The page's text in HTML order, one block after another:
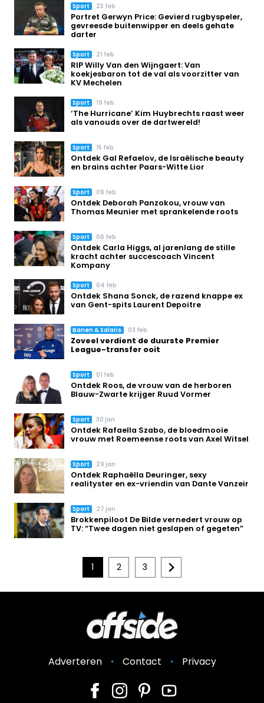
Sport 23 feb
Portret Gerwyn Price: Gevierd rugbyspeler,
gevreesde buitenwipper en deels gehate
darter
Sport 21 feb
RIP Willy Van den Wijngaert: Van
koekjesbaron tot de val als voorzitter van
KV Mechelen
Sport 19 feb
‘The Hurricane’ Kim Huybrechts raast weer
als vanouds over de dartwereld!
Sport 15 feb
Ontdek Gal Refaelov, de Israëlische beauty
en brains achter Paars-Witte Lior
Sport 09 feb
Ontdek Deborah Panzokou, vrouw van
Thomas Meunier met sprankelende roots
Sport 06 feb
Ontdek Carla Higgs, al jarenlang de stille
kracht achter succescoach Vincent
Kompany
Sport 04 feb
Ontdek Shana Sonck, de razend knappe ex
van Gent-spits Laurent Depoitre
Banen & Salaris 03 feb
Zoveel verdient de duurste Premier
League-transfer ooit
Sport 01 feb
Ontdek Roos, de vrouw van de herboren
Blauw-Zwarte krijger Ruud Vormer
Sport 30 jan
Ontdek Rafaella Szabo, de bloedmooie
vrouw met Roemeense roots van Axel Witsel
Sport 29 jan
Ontdek Raphaëlla Deuringer, sexy
realityster en ex-vriendin van Dante Vanzeir
Sport 27 jan
Brokkenpiloot De Bilde vernedert vrouw op
TV: “Twee dagen niet geslapen of gegeten”
1 2 3
Adverteren Contact Privacy